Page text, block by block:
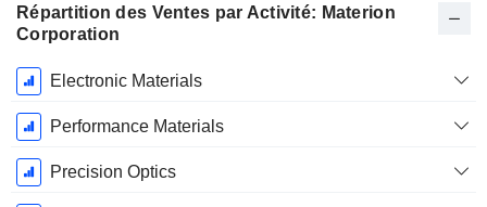
Répartition des Ventes par Activité: Materion
Corporation
Période
Fiscale:
Décembre
Electronic Materials
Performance Materials
Precision Optics